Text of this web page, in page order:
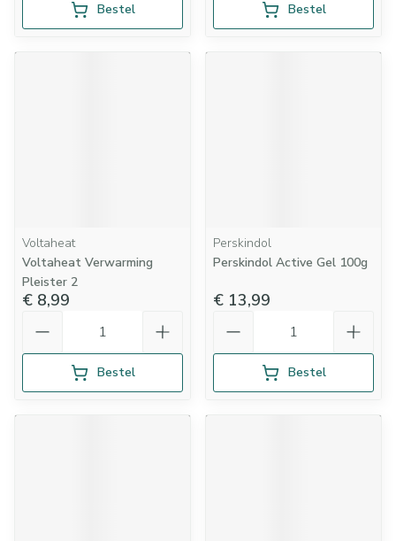
Bestel Bestel
Voltaheat
Voltaheat Verwarming
Pleister 2
€ 8,99
Bestel
Perskindol
Perskindol Active Gel 100g
€ 13,99
Bestel